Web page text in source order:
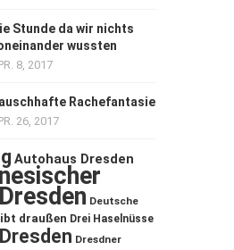
Stunde da wir nichts
wussten
8, 2017
Rachefantasie
26, 2017
Autohaus Dresden
Deutsche
draußen Drei Haselnüsse
Dresden Dresdner